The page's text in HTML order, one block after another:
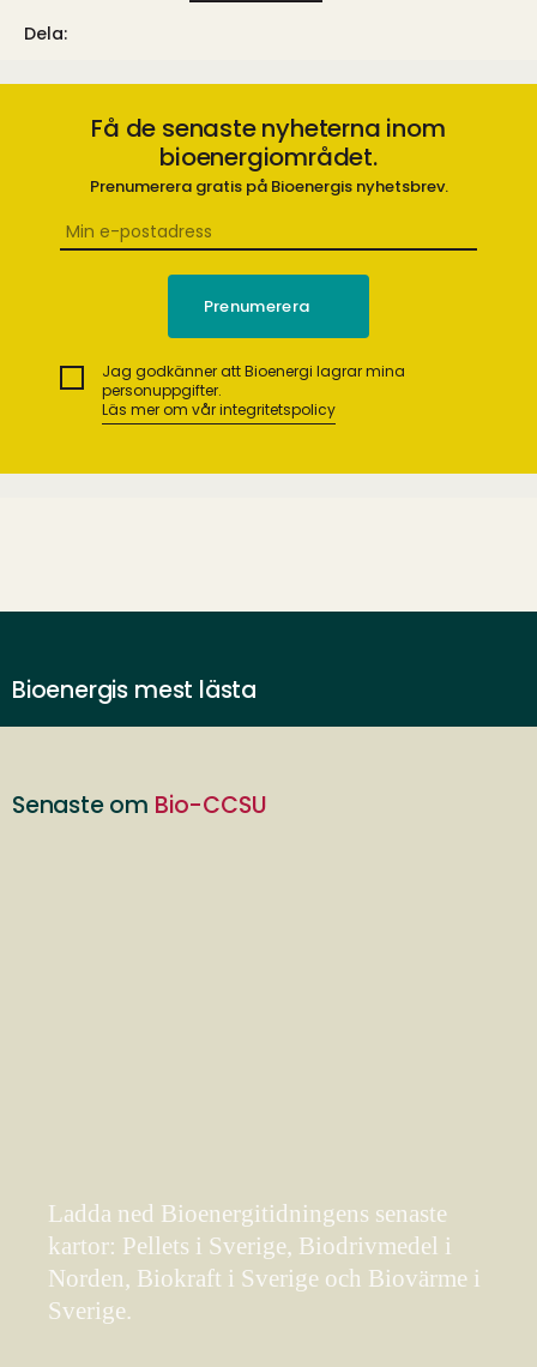
Dela:
Få de senaste nyheterna inom
bioenergiområdet.
Prenumerera gratis på Bioenergis nyhetsbrev.
Jag godkänner att Bioenergi lagrar mina
personuppgifter.
Läs mer om vår integritetspolicy
Bioenergis mest lästa
Senaste om Bio-CCSU
Ladda ned Bioenergitidningens senaste
kartor: Pellets i Sverige, Biodrivmedel i
Norden, Biokraft i Sverige och Biovärme i
Sverige.